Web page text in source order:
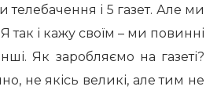
і 5 газет. Але ми
так і кажу своїм – ми повинні
Як заробляємо на газеті?
не якісь великі, але тим не